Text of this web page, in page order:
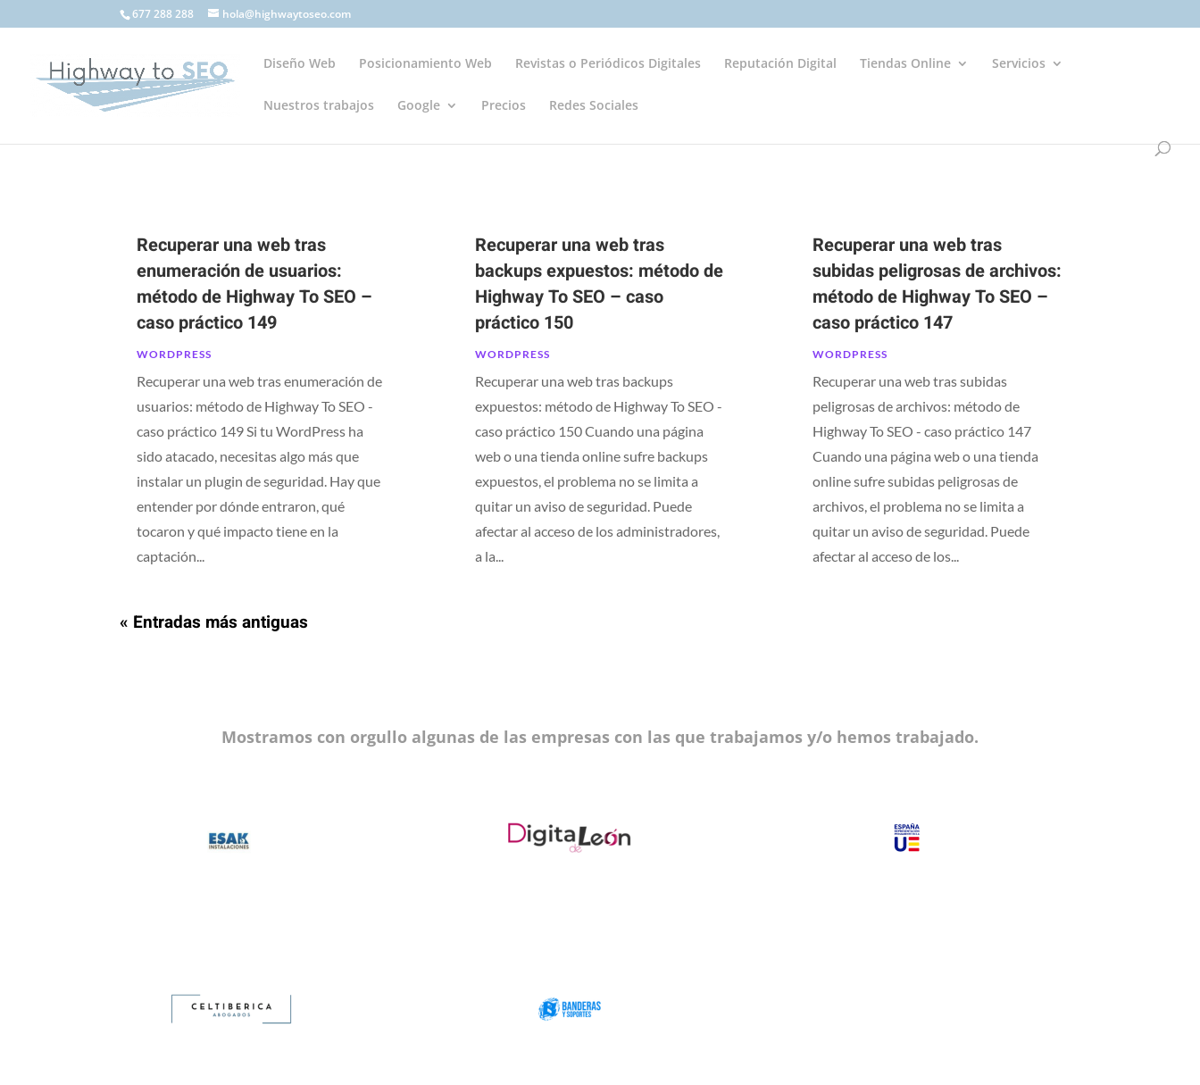
677 288 288 hola@highwaytoseo.com
Diseño Web Posicionamiento Web Revistas o Periódicos Digitales Reputación Digital Tiendas Online Servicios
Nuestros trabajos Google Precios Redes Sociales
Recuperar una web tras
enumeración de usuarios:
método de Highway To SEO –
caso práctico 149
WORDPRESS
Recuperar una web tras enumeración de
usuarios: método de Highway To SEO -
caso práctico 149 Si tu WordPress ha
sido atacado, necesitas algo más que
instalar un plugin de seguridad. Hay que
entender por dónde entraron, qué
tocaron y qué impacto tiene en la
captación...
Recuperar una web tras
backups expuestos: método de
Highway To SEO – caso
práctico 150
WORDPRESS
Recuperar una web tras backups
expuestos: método de Highway To SEO -
caso práctico 150 Cuando una página
web o una tienda online sufre backups
expuestos, el problema no se limita a
quitar un aviso de seguridad. Puede
afectar al acceso de los administradores,
a la...
Recuperar una web tras
subidas peligrosas de archivos:
método de Highway To SEO –
caso práctico 147
WORDPRESS
Recuperar una web tras subidas
peligrosas de archivos: método de
Highway To SEO - caso práctico 147
Cuando una página web o una tienda
online sufre subidas peligrosas de
archivos, el problema no se limita a
quitar un aviso de seguridad. Puede
afectar al acceso de los...
« Entradas más antiguas
Mostramos con orgullo algunas de las empresas con las que trabajamos y/o hemos trabajado.